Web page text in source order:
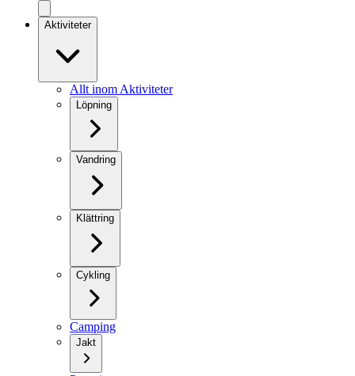
Aktiviteter
Allt inom Aktiviteter
Löpning
Vandring
Klättring
Cykling
Camping
Jakt